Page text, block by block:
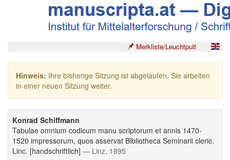
Merkliste/Leuchtpult
Hinweis: Ihre bisherige Sitzung ist abgelaufen. Sie arbeiten
in einer neuen Sitzung weiter.
Konrad Schiffmann
Tabulae omnium codicum manu scriptorum et annis 1470-
1520 impressorum, quos asservat Bibliotheca Seminarii cleric.
Linc. [handschriftlich] — Linz, 1895